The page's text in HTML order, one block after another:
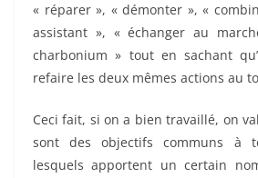
« réparer », « démonter », «
assistant », « échanger au
charbonium » tout en sachant
refaire les deux mêmes actions au
Ceci fait, si on a bien travaillé, on
sont des objectifs communs à
lesquels apportent un certain